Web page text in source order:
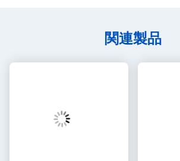
関連製品